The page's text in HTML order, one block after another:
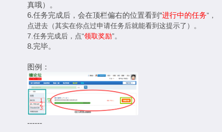
真哦）。
6.任务完成后，会在顶栏偏右的位置看到“进行中的任务”，
点进去（其实在你点过申请任务后就能看到这提示了）。
7.任务完成后，点“领取奖励”。
8.完毕。
图例：
------